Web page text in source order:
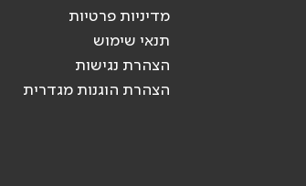
מדיניות פרטיות
תנאי שימוש
הצהרת נגישות
הצהרת הוגנות מגדרית